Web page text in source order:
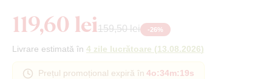
119,60 lei159,50 lei -26%
Livrare estimată în 4 zile lucrătoare (13.08.2026)
Prețul promoțional expiră în 4o:34m:19s